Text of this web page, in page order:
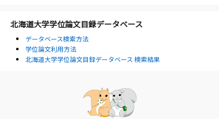
北海道大学学位論文目録データベース
データベース検索方法
学位論文利用方法
北海道大学学位論文目録データベース 検索結果